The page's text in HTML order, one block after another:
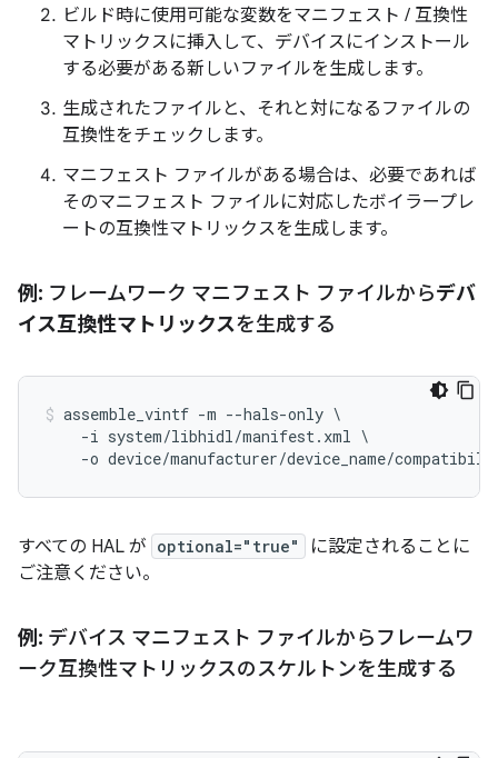
ビルド時に使用可能な変数をマニフェスト / 互換性
マトリックスに挿入して、デバイスにインストール
する必要がある新しいファイルを生成します。
生成されたファイルと、それと対になるファイルの
互換性をチェックします。
マニフェスト ファイルがある場合は、必要であれば
そのマニフェスト ファイルに対応したボイラープレ
ートの互換性マトリックスを生成します。
例: フレームワーク マニフェスト ファイルからデバ
イス互換性マトリックスを生成する
assemble_vintf -m --hals-only \
    -i system/libhidl/manifest.xml \
すべての HAL が optional="true"
に設定されることに
ご注意ください。
例: デバイス マニフェスト ファイルからフレームワ
ーク互換性マトリックスのスケルトンを生成する